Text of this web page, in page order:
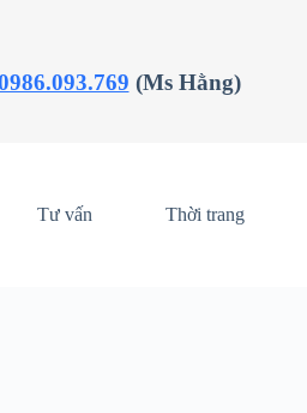
(Ms Hằng)
Tư vấn Thời trang